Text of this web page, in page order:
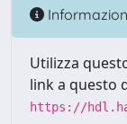
Utilizza
link a questo
https://